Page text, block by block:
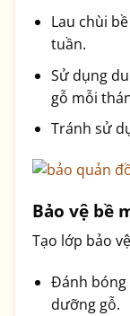
Lau chùi
tuần.
Sử dụng
gỗ mỗi
Tránh sử
Bảo vệ bề
Tạo lớp bảo
Đánh bóng
dưỡng gỗ.